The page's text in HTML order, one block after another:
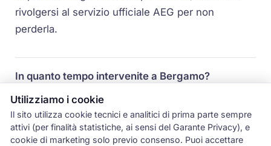
rivolgersi al servizio ufficiale AEG per non
perderla.
In quanto tempo intervenite a Bergamo?
In genere fissiamo l'appuntamento entro 24 ore
lavorative dalla chiamata. Se il ricambio è
disponibile, la riparazione si chiude spesso nello
Utilizziamo i cookie
Il sito utilizza cookie tecnici e analitici di prima parte sempre
attivi (per finalità statistiche, ai sensi del Garante Privacy), e
cookie di marketing solo previo consenso. Puoi accettare